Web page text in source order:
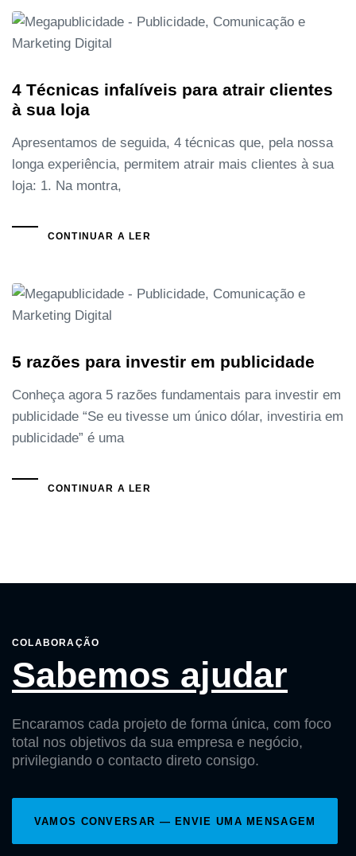
4 Técnicas infalíveis para atrair clientes
à sua loja
Apresentamos de seguida, 4 técnicas que, pela nossa
longa experiência, permitem atrair mais clientes à sua
loja: 1. Na montra,
CONTINUAR A LER
5 razões para investir em publicidade
Conheça agora 5 razões fundamentais para investir em
publicidade “Se eu tivesse um único dólar, investiria em
publicidade” é uma
CONTINUAR A LER
COLABORAÇÃO
Sabemos ajudar
Encaramos cada projeto de forma única, com foco
total nos objetivos da sua empresa e negócio,
privilegiando o contacto direto consigo.
VAMOS CONVERSAR — ENVIE UMA MENSAGEM